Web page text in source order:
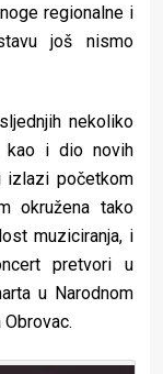
regionalne i
još nismo
nekoliko
kao i dio novih
izlazi početkom
okružena tako
muziciranja, i
pretvori u
u Narodnom